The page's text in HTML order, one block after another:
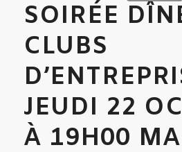
SOIRÉE
CLUBS
JEUDI 22
À 19H00